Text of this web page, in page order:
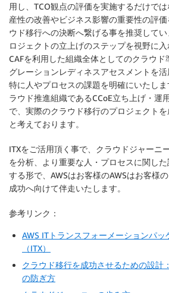
用し、TCO観点の評価を実施するだけで
産性の改善やビジネス影響の重要性の評
ウド移行への決断へ繋げる事を推奨して
ロジェクトの立上げのステップを視野に
CAFを利用した組織全体としてのクラウ
グレーションレディネスアセスメントを活
特に人やプロセスの課題を明確にいたし
ラウド推進組織であるCCoE立ち上げ・運
で、実際のクラウド移行のプロジェクト
と考えております。
ITXをご活用頂く事で、クラウドジャーニ
を分析、より重要な人・プロセスに関し
する形で、AWSはお客様のAWSはお客様
成功へ向けて伴走いたします。
参考リンク：
AWS ITトランスフォーメーションパッ
（ITX）
クラウド移行を成功させるための設計
の防ぎ方